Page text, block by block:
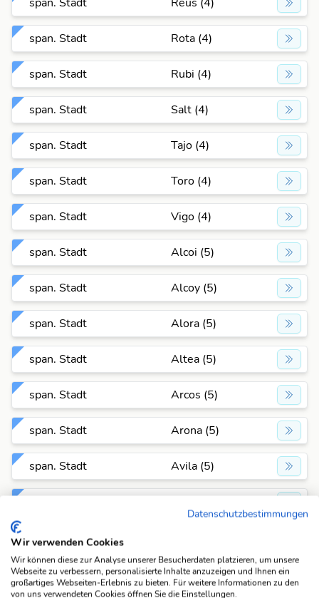
span. Stadt Rota (4)
span. Stadt Rubi (4)
span. Stadt Salt (4)
span. Stadt Tajo (4)
span. Stadt Toro (4)
span. Stadt Vigo (4)
span. Stadt Alcoi (5)
span. Stadt Alcoy (5)
span. Stadt Alora (5)
span. Stadt Altea (5)
span. Stadt Arcos (5)
span. Stadt Arona (5)
span. Stadt Avila (5)
span. Stadt
span. Stadt Berga (5)
Datenschutzbestimmungen
Wir verwenden Cookies
Wir können diese zur Analyse unserer Besucherdaten platzieren, um unsere
Webseite zu verbessern, personalisierte Inhalte anzuzeigen und Ihnen ein
großartiges Webseiten-Erlebnis zu bieten. Für weitere Informationen zu den
von uns verwendeten Cookies öffnen Sie die Einstellungen.